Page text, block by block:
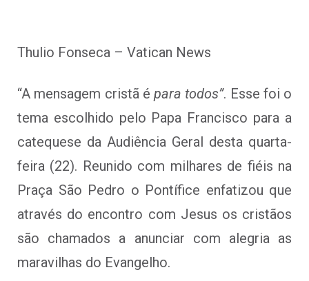
Thulio Fonseca – Vatican News
“A mensagem cristã é para todos”. Esse foi o
tema escolhido pelo Papa Francisco para a
catequese da Audiência Geral desta quarta-
feira (22). Reunido com milhares de fiéis na
Praça São Pedro o Pontífice enfatizou que
através do encontro com Jesus os cristãos
são chamados a anunciar com alegria as
maravilhas do Evangelho.